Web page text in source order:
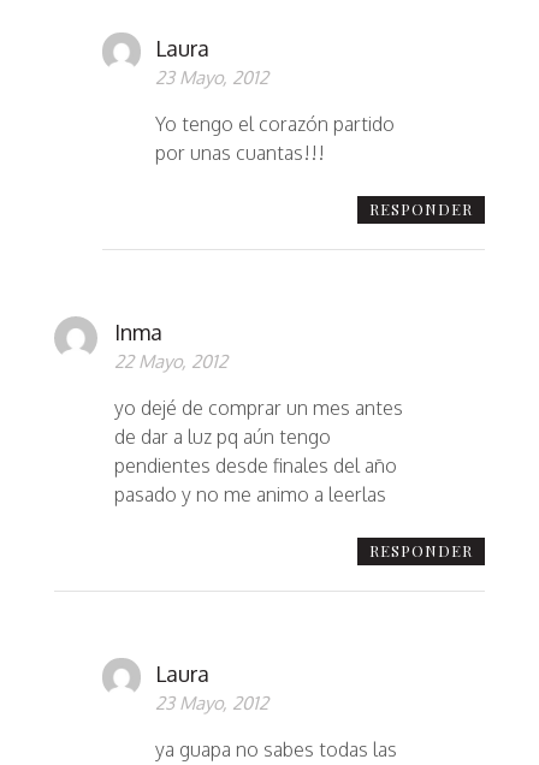
Laura
23 Mayo, 2012
Yo tengo el corazón partido
por unas cuantas!!!
RESPONDER
Inma
22 Mayo, 2012
yo dejé de comprar un mes antes
de dar a luz pq aún tengo
pendientes desde finales del año
pasado y no me animo a leerlas
RESPONDER
Laura
23 Mayo, 2012
ya guapa no sabes todas las